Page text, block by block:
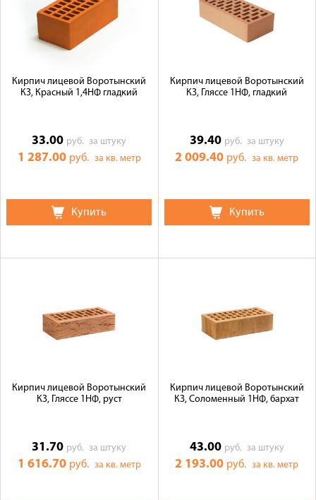
Кирпич лицевой Воротынский
КЗ, Красный 1,4НФ гладкий
33.00 руб.за штуку
1 287.00 руб. за кв. метр
Купить
Кирпич лицевой Воротынский
КЗ, Гляссе 1НФ, гладкий
39.40 руб. за штуку
2 009.40 руб.за кв. метр
Купить
Кирпич лицевой Воротынский
КЗ, Гляссе 1НФ, руст
31.70 руб.за штуку
1 616.70 руб. за кв. метр
Кирпич лицевой Воротынский
КЗ, Соломенный 1НФ, бархат
43.00 руб. за штуку
2 193.00 руб.за кв. метр